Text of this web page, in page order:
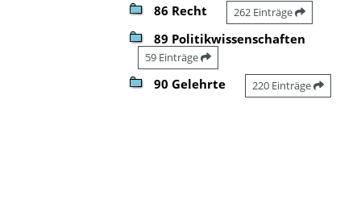
86 Recht 262 Einträge
89 Politikwissenschaften
59 Einträge
90 Gelehrte 220 Einträge